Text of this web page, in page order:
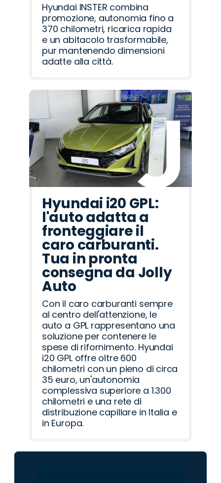
Hyundai INSTER combina
promozione, autonomia fino a
370 chilometri, ricarica rapida
e un abitacolo trasformabile,
pur mantenendo dimensioni
adatte alla città.
Hyundai i20 GPL:
l'auto adatta a
fronteggiare il
caro carburanti.
Tua in pronta
consegna da Jolly
Auto
Con il caro carburanti sempre
al centro dell'attenzione, le
auto a GPL rappresentano una
soluzione per contenere le
spese di rifornimento. Hyundai
i20 GPL offre oltre 600
chilometri con un pieno di circa
35 euro, un'autonomia
complessiva superiore a 1.300
chilometri e una rete di
distribuzione capillare in Italia e
in Europa.